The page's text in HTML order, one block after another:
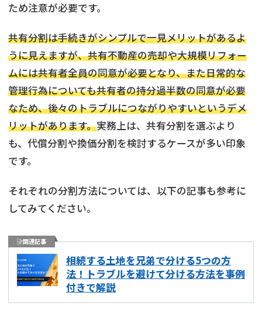
ため注意が必要です。
共有分割は手続きがシンプルで一見メリットがあるよ
うに見えますが、共有不動産の売却や大規模リフォー
ムには共有者全員の同意が必要となり、また日常的な
管理行為についても共有者の持分過半数の同意が必要
なため、後々のトラブルにつながりやすいというデメ
リットがあります。実務上は、共有分割を選ぶより
も、代償分割や換価分割を検討するケースが多い印象
です。
それぞれの分割方法については、以下の記事も参考に
してみてください。
関連記事
相続する土地を兄弟で分ける5つの方
法！トラブルを避けて分ける方法を事例
付きで解説